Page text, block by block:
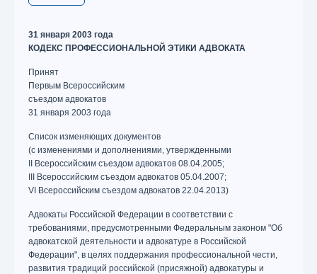
31 января 2003 года
КОДЕКС ПРОФЕССИОНАЛЬНОЙ ЭТИКИ АДВОКАТА
Принят
Первым Всероссийским
съездом адвокатов
31 января 2003 года
Список изменяющих документов
(с изменениями и дополнениями, утвержденными
II Всероссийским съездом адвокатов 08.04.2005;
III Всероссийским съездом адвокатов 05.04.2007;
VI Всероссийским съездом адвокатов 22.04.2013)
Адвокаты Российской Федерации в соответствии с
требованиями, предусмотренными Федеральным законом "Об
адвокатской деятельности и адвокатуре в Российской
Федерации", в целях поддержания профессиональной чести,
развития традиций российской (присяжной) адвокатуры и